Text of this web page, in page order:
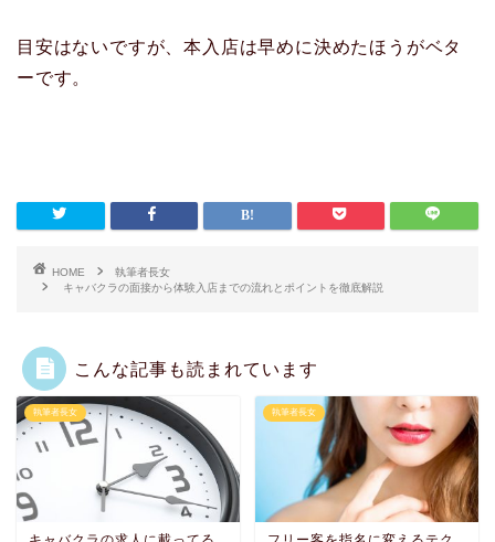
目安はないですが、本入店は早めに決めたほうがベタ
ーです。
HOME
執筆者長女
キャバクラの面接から体験入店までの流れとポイントを徹底解説
こんな記事も読まれています
執筆者長女 執筆者長女